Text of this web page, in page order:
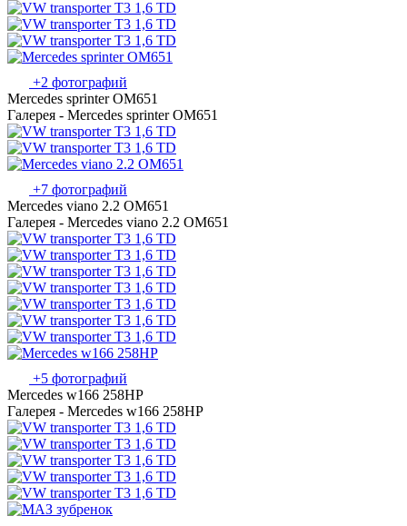
+2 фотографий
Mercedes sprinter OM651
Галерея - Mercedes sprinter OM651
+7 фотографий
Mercedes viano 2.2 OM651
Галерея - Mercedes viano 2.2 OM651
+5 фотографий
Mercedes w166 258HP
Галерея - Mercedes w166 258HP